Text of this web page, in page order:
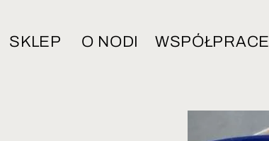
SKLEP O NODI WSPÓŁPRACE